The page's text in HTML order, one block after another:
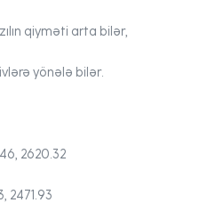
qiyməti arta bilər,
yönələ bilər.
2620.32
2471.93